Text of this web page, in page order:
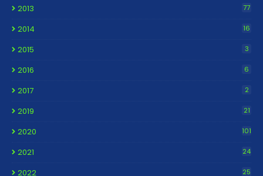
2013 77
2014 16
2015 3
2016 6
2017 2
2019 21
2020 101
2021 24
2022
25